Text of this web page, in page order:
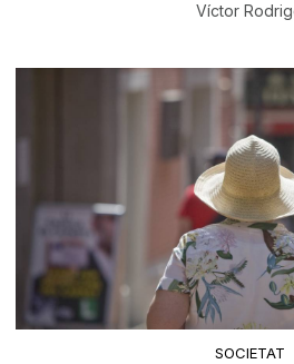
Víctor
SOCIETAT